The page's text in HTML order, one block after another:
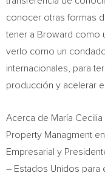
conocer otras formas
tener a Broward como
verlo como un
internacionales, para
producción y acelerar
Acerca de María
Property Managment
Empresarial y
– Estados Unidos para